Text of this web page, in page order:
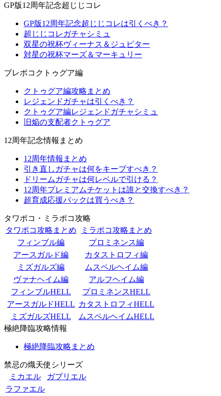
GP版12周年記念超じじコレ
GP版12周年記念超じじコレは引くべき？
超じじコレガチャシミュ
双星の祝杯ヴィーナス＆ジュピター
対星の祝杯マーズ＆マーキュリー
ブレポコクトゥグア編
クトゥグア編攻略まとめ
レジェンドガチャは引くべき？
クトゥグア編レジェンドガチャシミュ
旧焔の支配者クトゥグア
12周年記念情報まとめ
12周年情報まとめ
引き直しガチャは何をキープすべき？
ドリームガチャは何レベルで引ける？
12周年プレミアムチケットは誰と交換すべき？
超育成応援パックは買うべき？
タワポコ・ミラポコ攻略
タワポコ攻略まとめ
ミラポコ攻略まとめ
フィンブル編
プロミネンス編
アースガルド編
カタストロフィ編
ミズガルズ編
ムスペルヘイム編
ヴァナヘイム編
アルフヘイム編
フィンブルHELL
プロミネンスHELL
アースガルドHELL カタストロフィHELL
ミズガルズHELL
ムスペルヘイムHELL
極絶降臨攻略情報
極絶降臨攻略まとめ
禁忌の熾天使シリーズ
ミカエル
ガブリエル
ラファエル